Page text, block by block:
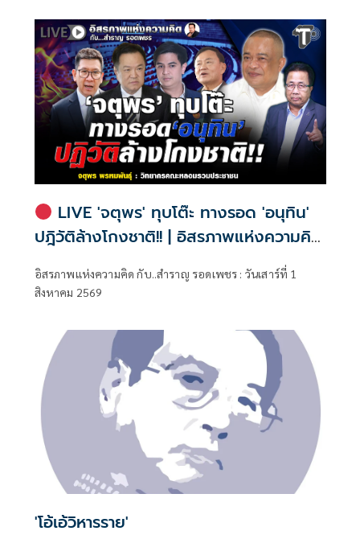
LIVE 'จตุพร' ทุบโต๊ะ ทางรอด 'อนุทิน'
ปฎิวัติล้างโกงชาติ!! | อิสรภาพแห่งความคิด
อิสรภาพแห่งความคิด กับ..สำราญ รอดเพชร : วันเสาร์ที่ 1
สิงหาคม 2569
'โอ้เอ้วิหารราย'